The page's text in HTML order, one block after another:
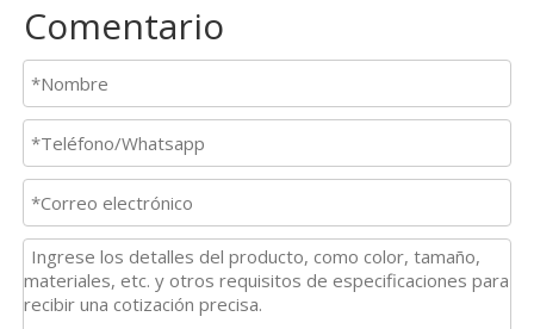
Comentario